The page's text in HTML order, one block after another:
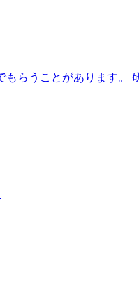
もらうことがあります。